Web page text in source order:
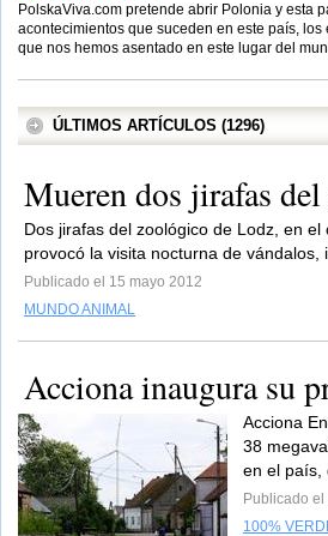
PolskaViva.com pretende abrir Polonia y esta
acontecimientos que suceden en este país,
que nos hemos asentado en este lugar del
ÚLTIMOS ARTÍCULOS (1296)
Mueren dos jirafas
Dos jirafas del zoológico de Lodz, en
provocó la visita nocturna de vándalos,
Publicado el 15 mayo 2012
MUNDO ANIMAL
Acciona inaugura su
Acciona
38
en el país,
Publicado
100%